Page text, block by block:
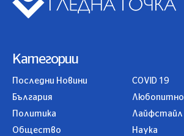
Категории
Последни Новини
България
Политика
Общество
COVID 19
Любопитно
Лайфстайл
Наука